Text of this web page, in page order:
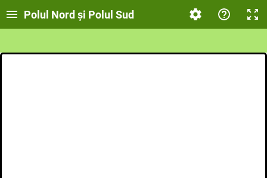
Polul Nord și Polul Sud